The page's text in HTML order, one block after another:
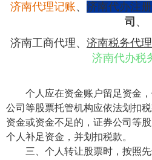
济南代理记账、 济南代办注册
司 、
济南工商代理、 济南税务代理
济南代办税
个人应在资金账户留足资金，
公司等股票托管机构应依法划扣
资金或资金不足的，证券公司等
个人补足资金，并划扣税款。
三、个人转让股票时，按照先